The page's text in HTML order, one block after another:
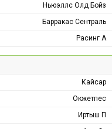
Ньюэллс Олд Бойз
Барракас Сентраль
Расинг А
Кайсар
Окжетпес
Иртыш П